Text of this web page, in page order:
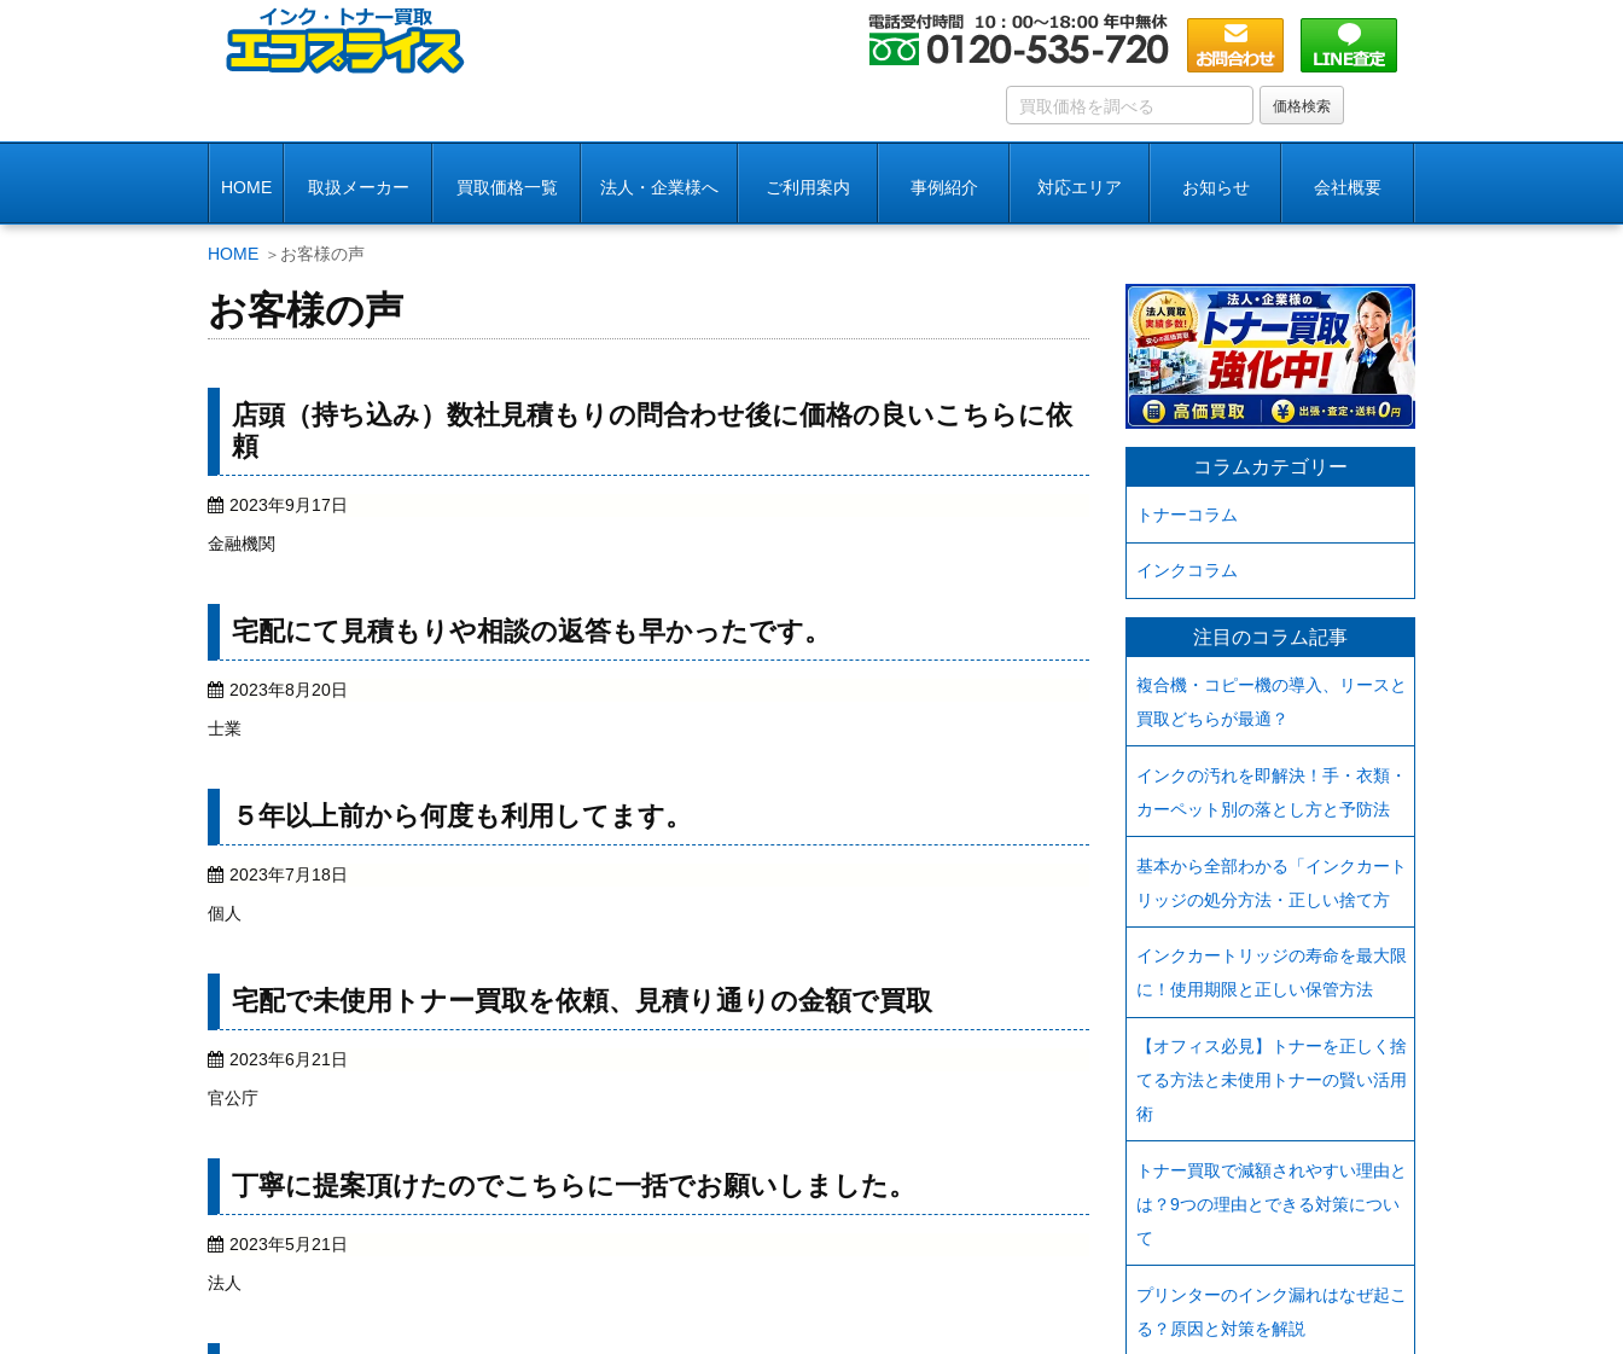
HOME 取扱メーカー 買取価格一覧 法人・企業様へ ご利用案内 事例紹介 対応エリア お知らせ 会社概要
HOME お客様の声
お客様の声
店頭（持ち込み）数社見積もりの問合わせ後に価格の良いこちらに依
頼
2023年9月17日
金融機関
宅配にて見積もりや相談の返答も早かったです。
2023年8月20日
士業
５年以上前から何度も利用してます。
2023年7月18日
個人
宅配で未使用トナー買取を依頼、見積り通りの金額で買取
2023年6月21日
官公庁
丁寧に提案頂けたのでこちらに一括でお願いしました。
2023年5月21日
法人
コラムカテゴリー
トナーコラム
インクコラム
注目のコラム記事
複合機・コピー機の導入、リースと
買取どちらが最適？
インクの汚れを即解決！手・衣類・
カーペット別の落とし方と予防法
基本から全部わかる「インクカート
リッジの処分方法・正しい捨て方
インクカートリッジの寿命を最大限
に！使用期限と正しい保管方法
【オフィス必見】トナーを正しく捨
てる方法と未使用トナーの賢い活用
術
トナー買取で減額されやすい理由と
は？9つの理由とできる対策につい
て
プリンターのインク漏れはなぜ起こ
る？原因と対策を解説